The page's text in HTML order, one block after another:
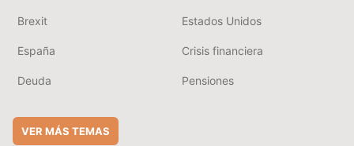
Brexit Estados Unidos
España Crisis financiera
Deuda Pensiones
VER MÁS TEMAS